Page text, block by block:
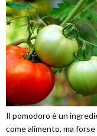
Il pomodoro è un
come alimento, ma